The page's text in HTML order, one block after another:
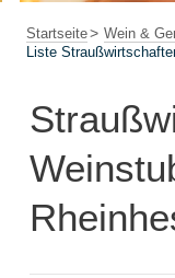
Startseite Wein &
Liste